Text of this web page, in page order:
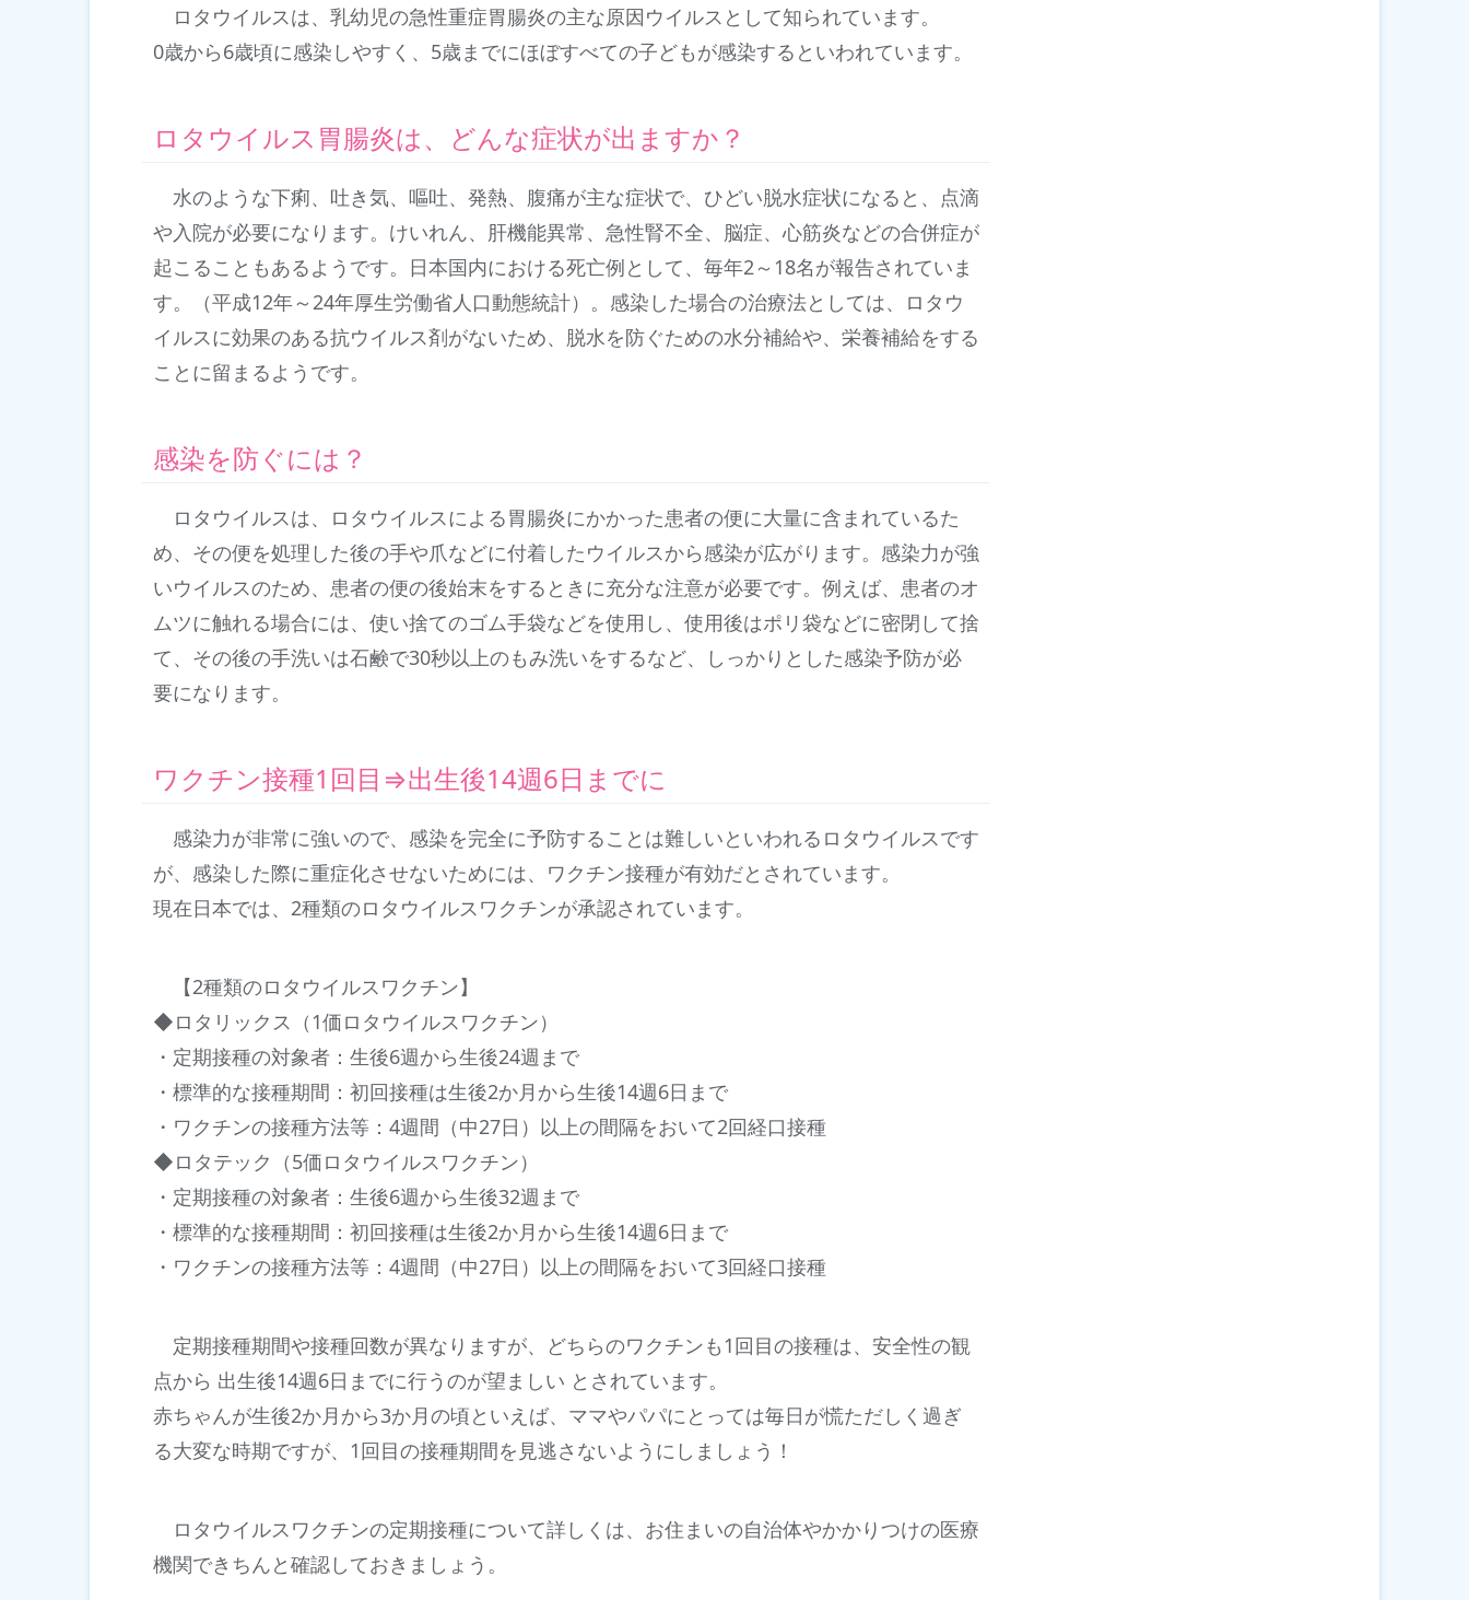
ロタウイルスは、乳幼児の急性重症胃腸炎の主な原因ウイルスとして知られています。
0歳から6歳頃に感染しやすく、5歳までにほぼすべての子どもが感染するといわれています。
ロタウイルス胃腸炎は、どんな症状が出ますか？
水のような下痢、吐き気、嘔吐、発熱、腹痛が主な症状で、ひどい脱水症状になると、点滴
や入院が必要になります。けいれん、肝機能異常、急性腎不全、脳症、心筋炎などの合併症が
起こることもあるようです。日本国内における死亡例として、毎年2～18名が報告されていま
す。（平成12年～24年厚生労働省人口動態統計）。感染した場合の治療法としては、ロタウ
イルスに効果のある抗ウイルス剤がないため、脱水を防ぐための水分補給や、栄養補給をする
ことに留まるようです。
感染を防ぐには？
ロタウイルスは、ロタウイルスによる胃腸炎にかかった患者の便に大量に含まれているた
め、その便を処理した後の手や爪などに付着したウイルスから感染が広がります。感染力が強
いウイルスのため、患者の便の後始末をするときに充分な注意が必要です。例えば、患者のオ
ムツに触れる場合には、使い捨てのゴム手袋などを使用し、使用後はポリ袋などに密閉して捨
て、その後の手洗いは石鹸で30秒以上のもみ洗いをするなど、しっかりとした感染予防が必
要になります。
ワクチン接種1回目⇒出生後14週6日までに
感染力が非常に強いので、感染を完全に予防することは難しいといわれるロタウイルスです
が、感染した際に重症化させないためには、ワクチン接種が有効だとされています。
現在日本では、2種類のロタウイルスワクチンが承認されています。
【2種類のロタウイルスワクチン】
◆ロタリックス（1価ロタウイルスワクチン）
・定期接種の対象者：生後6週から生後24週まで
・標準的な接種期間：初回接種は生後2か月から生後14週6日まで
・ワクチンの接種方法等：4週間（中27日）以上の間隔をおいて2回経口接種
◆ロタテック（5価ロタウイルスワクチン）
・定期接種の対象者：生後6週から生後32週まで
・標準的な接種期間：初回接種は生後2か月から生後14週6日まで
・ワクチンの接種方法等：4週間（中27日）以上の間隔をおいて3回経口接種
定期接種期間や接種回数が異なりますが、どちらのワクチンも1回目の接種は、安全性の観
点から 出生後14週6日までに行うのが望ましい とされています。
赤ちゃんが生後2か月から3か月の頃といえば、ママやパパにとっては毎日が慌ただしく過ぎ
る大変な時期ですが、1回目の接種期間を見逃さないようにしましょう！
ロタウイルスワクチンの定期接種について詳しくは、お住まいの自治体やかかりつけの医療
機関できちんと確認しておきましょう。